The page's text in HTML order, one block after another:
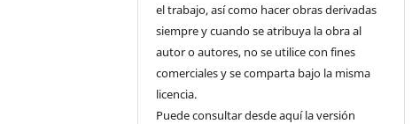
el trabajo, así como hacer obras derivadas
siempre y cuando se atribuya la obra al
autor o autores, no se utilice con fines
comerciales y se comparta bajo la misma
licencia.
Puede consultar desde aquí la versión